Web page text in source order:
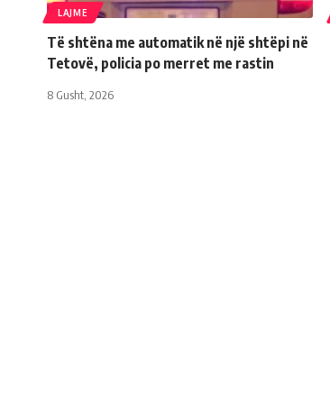
LAJME
Të shtëna me automatik në një shtëpi në
Tetovë, policia po merret me rastin
8 Gusht, 2026